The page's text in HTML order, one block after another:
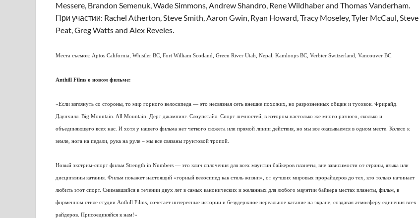
Messere, Brandon Semenuk, Wade Simmons, Andrew Shandro, Rene Wildhaber and Thomas Vanderham.
При участии: Rachel Atherton, Steve Smith, Aaron Gwin, Ryan Howard, Tracy Moseley, Tyler McCaul, Steve
Peat, Greg Watts and Alex Reveles.
Места съемок: Aptos California, Whistler BC, Fort William Scotland, Green River Utah, Nepal, Kamloops BC, Verbier Switzerland, Vancouver BC.
Anthill Films о новом фильме:
«Если взглянуть со стороны, то мир горного велосипеда — это несвязная сеть внешне похожих, но разрозненных общин и тусовок. Фрирайд.
Даунхилл. Big Mountain. All Mountain. Дёрт джампинг. Слоупстайл. Спорт личностей, в котором настолько же много разного, сколько и
объединяющего всех нас. И хотя у нашего фильма нет четкого сюжета или прямой линии действия, но мы все оказываемся в одном месте. Колесо к
земле, нога на педали, рука на руле – мы все связаны грунтовой тропой.
Новый экстрим-спорт фильм Strength in Numbers — это клич сплочения для всех маунтин байкеров планеты, вне зависимости от страны, языка или
дисциплины катания. Фильм покажет настоящий «горный велосипед как стиль жизни», от лучших мировых прорайдеров до тех, кто только начинает
любить этот спорт. Снимавшийся в течении двух лет в самых канонических и желанных для любого маунтин байкера местах планеты, фильм, в
фирменном стиле студии Anthill Films, сочетает интересные истории и безудержное нереальное катание на экране, создавая атмосферу единения всех
райдеров. Присоединяйся к нам!»